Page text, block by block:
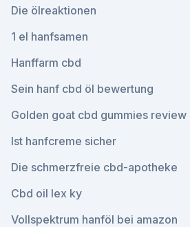
Die ölreaktionen
1 el hanfsamen
Hanffarm cbd
Sein hanf cbd öl bewertung
Golden goat cbd gummies review
Ist hanfcreme sicher
Die schmerzfreie cbd-apotheke
Cbd oil lex ky
Vollspektrum hanföl bei amazon